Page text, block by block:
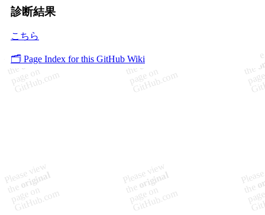
診断結果
こちら
🗂️ Page Index for this GitHub Wiki